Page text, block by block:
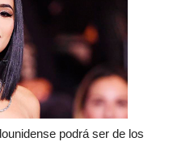
podrá ser de los